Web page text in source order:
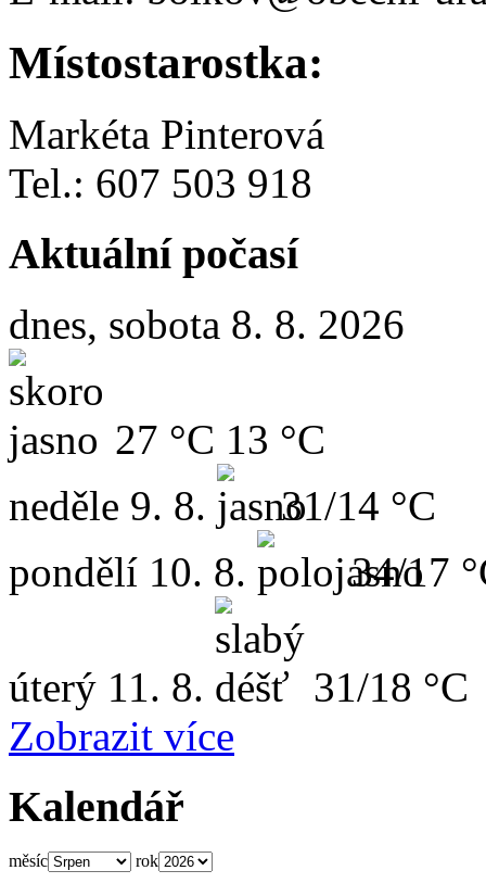
Místostarostka:
Markéta Pinterová
Tel.: 607 503 918
Aktuální počasí
dnes, sobota 8. 8. 2026
27 °C 13 °C
neděle 9. 8.
31/14 °C
pondělí 10. 8. 34/17
úterý 11. 8.
31/18 °C
Zobrazit více
Kalendář
měsíc rok